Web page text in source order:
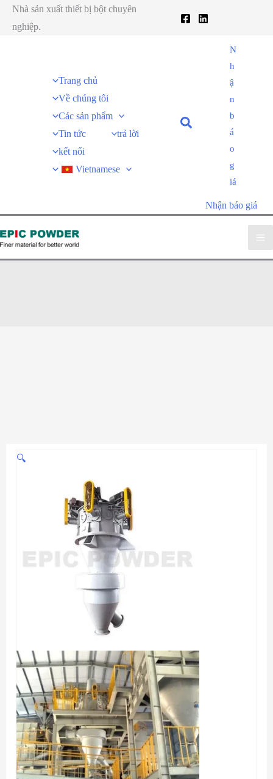
Nhà sản xuất thiết bị bột chuyên
nghiệp.
Trang chủ
Về chúng tôi
Các sản phẩm
Tin tức
trả lời
kết nối
Vietnamese
N
h
ậ
n
b
á
o
g
iá
Nhận báo giá
🔍